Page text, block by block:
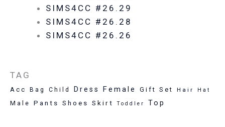
SIMS4CC #26.29
SIMS4CC #26.28
SIMS4CC #26.26
TAG
Acc Bag Child Dress Female Gift Set Hair Hat
Male Pants Shoes Skirt Toddler Top